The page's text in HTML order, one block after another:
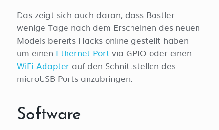
Das zeigt sich auch daran, dass Bastler
wenige Tage nach dem Erscheinen des neuen
Models bereits Hacks online gestellt haben
um einen Ethernet Port via GPIO oder einen
WiFi-Adapter auf den Schnittstellen des
microUSB Ports anzubringen.
Software